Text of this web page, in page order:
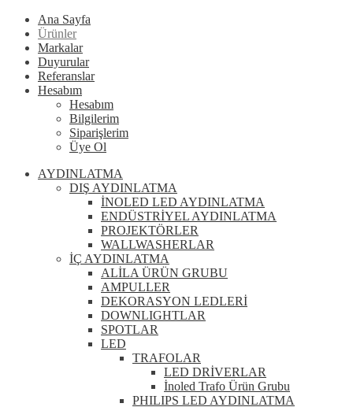
Ana Sayfa
Ürünler
Markalar
Duyurular
Referanslar
Hesabım
Hesabım
Bilgilerim
Siparişlerim
Üye Ol
AYDINLATMA
DIŞ AYDINLATMA
İNOLED LED AYDINLATMA
ENDÜSTRİYEL AYDINLATMA
PROJEKTÖRLER
WALLWASHERLAR
İÇ AYDINLATMA
ALİLA ÜRÜN GRUBU
AMPULLER
DEKORASYON LEDLERİ
DOWNLIGHTLAR
SPOTLAR
LED
TRAFOLAR
LED DRİVERLAR
İnoled Trafo Ürün Grubu
PHILIPS LED AYDINLATMA